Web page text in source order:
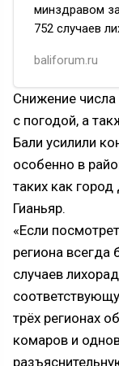
минздравом
752 случаев
с января по
этого
лихорадки
baliforum.ru
Снижение числа
с погодой, а
Бали усилили
особенно в
таких как
Гианьяр.
«Если
региона всегда
случаев
трёх регионах
комаров и